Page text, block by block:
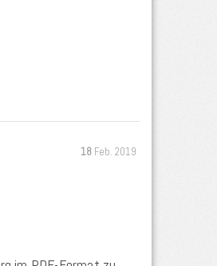
18 Feb. 2019